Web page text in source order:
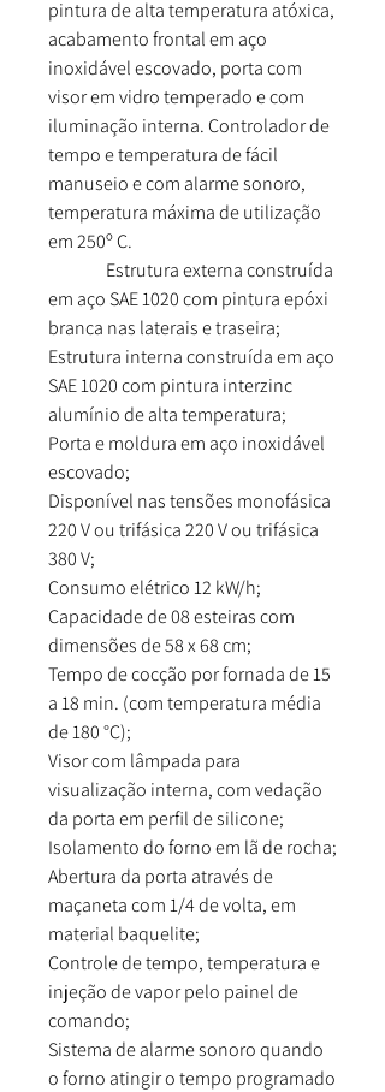
pintura de alta temperatura atóxica,
acabamento frontal em aço
inoxidável escovado, porta com
visor em vidro temperado e com
iluminação interna. Controlador de
tempo e temperatura de fácil
manuseio e com alarme sonoro,
temperatura máxima de utilização
em 250º C.
Estrutura externa construída
em aço SAE 1020 com pintura epóxi
branca nas laterais e traseira;
Estrutura interna construída em aço
SAE 1020 com pintura interzinc
alumínio de alta temperatura;
Porta e moldura em aço inoxidável
escovado;
Disponível nas tensões monofásica
220 V ou trifásica 220 V ou trifásica
380 V;
Consumo elétrico 12 kW/h;
Capacidade de 08 esteiras com
dimensões de 58 x 68 cm;
Tempo de cocção por fornada de 15
a 18 min. (com temperatura média
de 180 °C);
Visor com lâmpada para
visualização interna, com vedação
da porta em perfil de silicone;
Isolamento do forno em lã de rocha;
Abertura da porta através de
maçaneta com 1/4 de volta, em
material baquelite;
Controle de tempo, temperatura e
injeção de vapor pelo painel de
comando;
Sistema de alarme sonoro quando
o forno atingir o tempo programado